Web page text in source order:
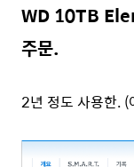
WD 10TB
주문.
2년 정도 사용한. (